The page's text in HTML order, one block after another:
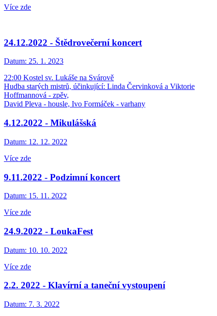
Více zde
24.12.2022 - Štědrovečerní koncert
Datum: 25. 1. 2023
22:00 Kostel sv. Lukáše na Svárově
Hudba starých mistrů, účinkující: Linda Červinková a Viktorie
Hoffmannová - zpěv,
David Pleva - housle, Ivo Formáček - varhany
4.12.2022 - Mikulášská
Datum: 12. 12. 2022
Více zde
9.11.2022 - Podzimní koncert
Datum: 15. 11. 2022
Více zde
24.9.2022 - LoukaFest
Datum: 10. 10. 2022
Více zde
2.2. 2022 - Klavírní a taneční vystoupení
Datum: 7. 3. 2022